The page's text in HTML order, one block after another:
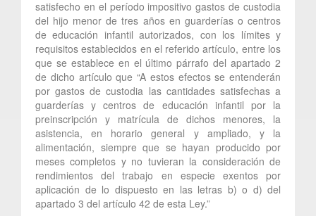
satisfecho en el período impositivo gastos de custodia
del hijo menor de tres años en guarderías o centros
de educación infantil autorizados, con los límites y
requisitos establecidos en el referido artículo, entre los
que se establece en el último párrafo del apartado 2
de dicho artículo que “A estos efectos se entenderán
por gastos de custodia las cantidades satisfechas a
guarderías y centros de educación infantil por la
preinscripción y matrícula de dichos menores, la
asistencia, en horario general y ampliado, y la
alimentación, siempre que se hayan producido por
meses completos y no tuvieran la consideración de
rendimientos del trabajo en especie exentos por
aplicación de lo dispuesto en las letras b) o d) del
apartado 3 del artículo 42 de esta Ley.”